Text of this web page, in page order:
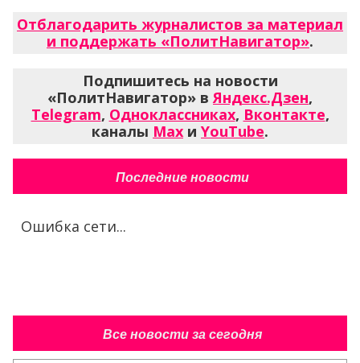
Отблагодарить журналистов за материал
и поддержать «ПолитНавигатор».
Подпишитесь на новости
«ПолитНавигатор» вЯндекс.Дзен,
Telegram, Одноклассниках, Вконтакте,
каналы Max и YouTube.
Последние новости
Ошибка сети...
Все новости за сегодня